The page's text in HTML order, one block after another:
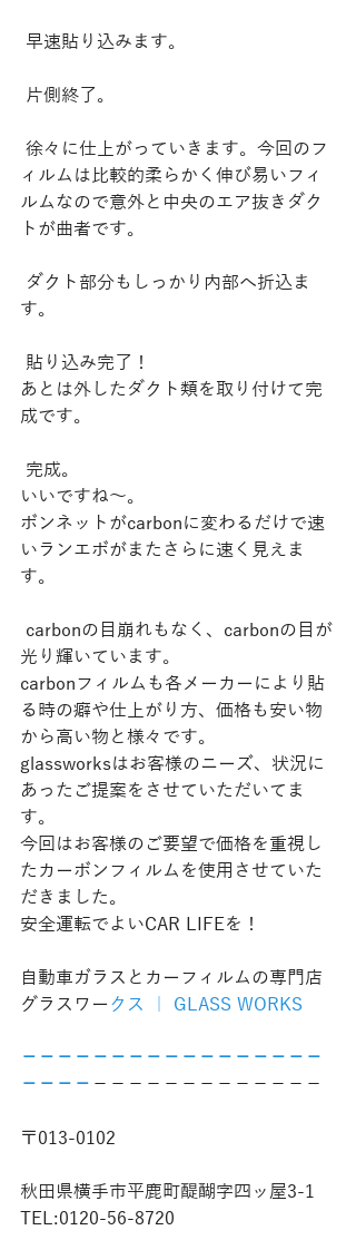
早速貼り込みます。
片側終了。
ィルムは比較的柔らかく伸び易いフィ
ルムなので意外と中央のエア抜きダク
トが曲者です。
す。
貼り込み完了！
あとは外したダクト類を取り付けて完
成です。
完成。
いいですね～。
ボンネットがcarbonに変わるだけで速
いランエボがまたさらに速く見えま
す。
光り輝いています。
carbonフィルムも各メーカーにより貼
る時の癖や仕上がり方、価格も安い物
から高い物と様々です。
glassworksはお客様のニーズ、状況に
あったご提案をさせていただいてま
す。
今回はお客様のご要望で価格を重視し
たカーボンフィルムを使用させていた
だきました。
安全運転でよいCAR LIFEを！
自動車ガラスとカーフィルムの専門店
グラスワー クス ｜ GLASS WORKS
−−−−−−−−−−−−−−−−−
−−−− −−−−−−−−−−−−−
〒013-0102
秋田県横手市平鹿町醍醐字四ッ屋3-1
TEL:0120-56-8720